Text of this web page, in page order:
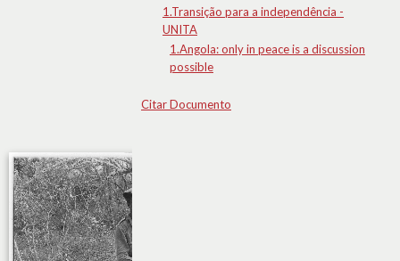
1.Transição para a independência -
UNITA
1.Angola: only in peace is a discussion
possible
Citar Documento